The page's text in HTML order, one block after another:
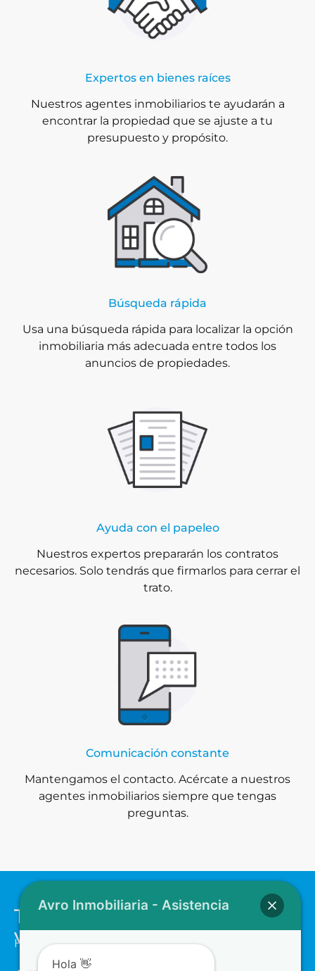
Expertos en bienes raíces
Nuestros agentes inmobiliarios te ayudarán a
encontrar la propiedad que se ajuste a tu
presupuesto y propósito.
Búsqueda rápida
Usa una búsqueda rápida para localizar la opción
inmobiliaria más adecuada entre todos los
anuncios de propiedades.
Ayuda con el papeleo
Nuestros expertos prepararán los contratos
necesarios. Solo tendrás que firmarlos para cerrar el
trato.
Comunicación constante
Mantengamos el contacto. Acércate a nuestros
agentes inmobiliarios siempre que tengas
preguntas.
Tienes una propiedad para
venta/renta?
Haz clic en el botón para contactarnos
Avro Inmobiliaria - Asistencia
Hola 👋